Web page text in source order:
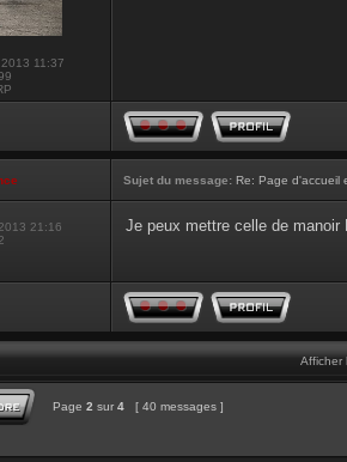
11:37
Sujet du message: Re: Page d'accueil
21:16
Je peux mettre celle de
Afficher
Page 2 sur 4 [ 40 messages ]